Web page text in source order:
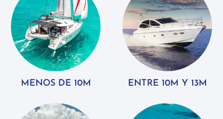
MENOS DE 10M ENTRE 10M Y 13M